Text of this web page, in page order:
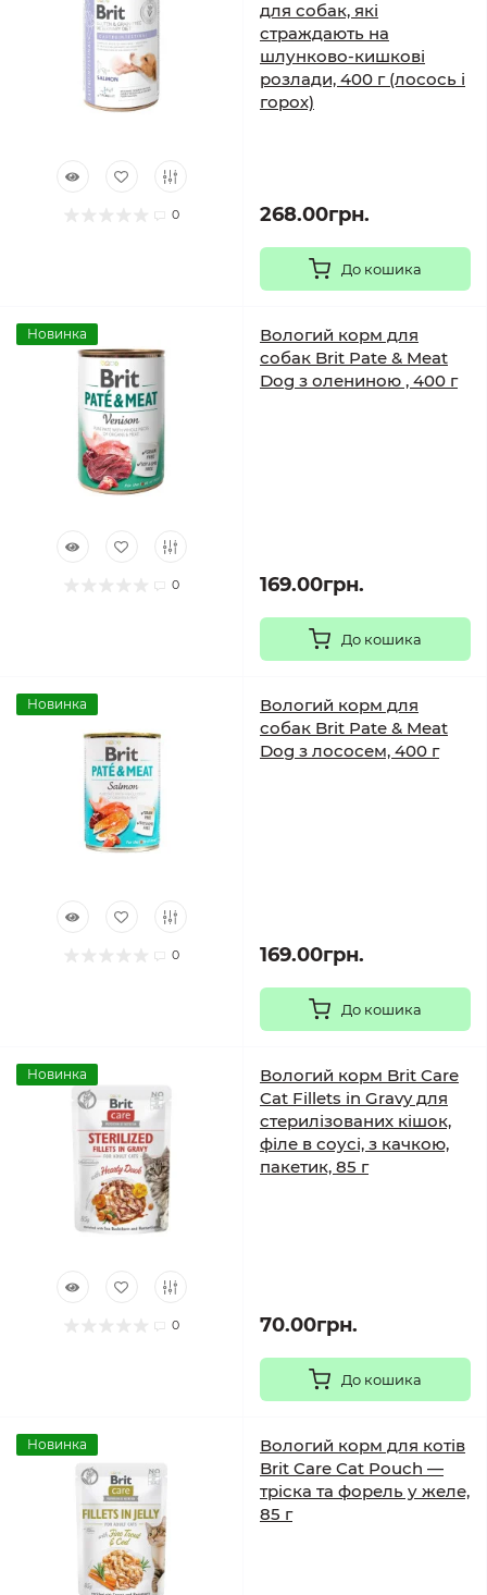
0
для собак, які
страждають на
шлунково-кишкові
розлади, 400 г (лосось і
горох)
268.00грн.
До кошика
Новинка
0
Вологий корм для
собак Brit Pate & Meat
Dog з олениною , 400 г
169.00грн.
До кошика
Новинка
0
Вологий корм для
собак Brit Pate & Meat
Dog з лососем, 400 г
169.00грн.
До кошика
Новинка
0
Вологий корм Brit Care
Cat Fillets in Gravy для
стерилізованих кішок,
філе в соусі, з качкою,
пакетик, 85 г
70.00грн.
До кошика
Новинка
Вологий корм для котів
Brit Care Cat Pouch —
тріска та форель у желе,
85 г